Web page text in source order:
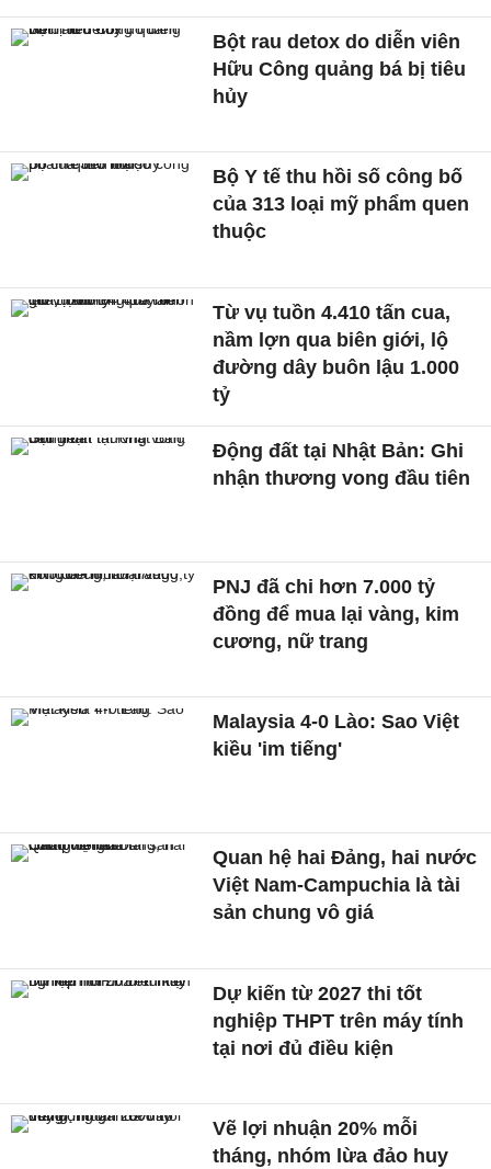
Bột rau detox do diễn viên
Hữu Công quảng bá bị tiêu
hủy
Bộ Y tế thu hồi số công bố
của 313 loại mỹ phẩm quen
thuộc
Từ vụ tuồn 4.410 tấn cua,
nầm lợn qua biên giới, lộ
đường dây buôn lậu 1.000
tỷ
Động đất tại Nhật Bản: Ghi
nhận thương vong đầu tiên
PNJ đã chi hơn 7.000 tỷ
đồng để mua lại vàng, kim
cương, nữ trang
Malaysia 4-0 Lào: Sao Việt
kiều 'im tiếng'
Quan hệ hai Đảng, hai nước
Việt Nam-Campuchia là tài
sản chung vô giá ​
Dự kiến từ 2027 thi tốt
nghiệp THPT trên máy tính
tại nơi đủ điều kiện
Vẽ lợi nhuận 20% mỗi
tháng, nhóm lừa đảo huy